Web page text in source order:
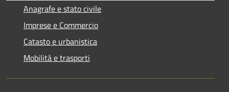
Anagrafe e stato civile
Imprese e Commercio
Catasto e urbanistica
Mobilità e trasporti